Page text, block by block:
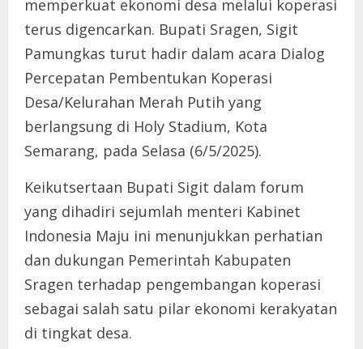
memperkuat ekonomi desa melalui koperasi
terus digencarkan. Bupati Sragen, Sigit
Pamungkas turut hadir dalam acara Dialog
Percepatan Pembentukan Koperasi
Desa/Kelurahan Merah Putih yang
berlangsung di Holy Stadium, Kota
Semarang, pada Selasa (6/5/2025).
Keikutsertaan Bupati Sigit dalam forum
yang dihadiri sejumlah menteri Kabinet
Indonesia Maju ini menunjukkan perhatian
dan dukungan Pemerintah Kabupaten
Sragen terhadap pengembangan koperasi
sebagai salah satu pilar ekonomi kerakyatan
di tingkat desa.